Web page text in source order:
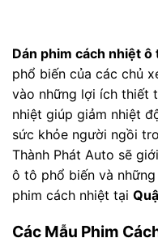
Dán phim cách nhiệt ô
phổ biến của các chủ
vào những lợi ích thiết
nhiệt giúp giảm nhiệt
sức khỏe người ngồi
Thành Phát Auto sẽ
ô tô phổ biến và
phim cách nhiệt tại
Các Mẫu Phim